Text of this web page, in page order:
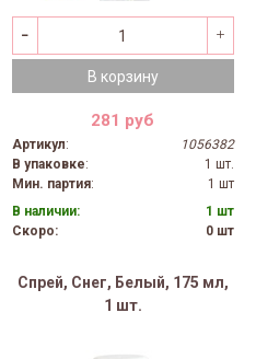
В корзину
281 руб
Артикул:
1056382
В упаковке:
1 шт.
Мин. партия:
1 шт
В наличии:
1 шт
Скоро:
0 шт
Спрей, Снег, Белый, 175 мл,
1 шт.